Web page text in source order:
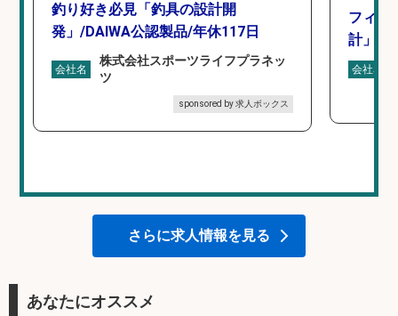
釣り好き必見「釣具の設計開
発」/DAIWA公認製品/年休117日
会社名
株式会社スポーツライフプラネッ
ツ
sponsored by 求人ボックス
フィッ
計」
会社名
さらに求人情報を見る
あなたにオススメ